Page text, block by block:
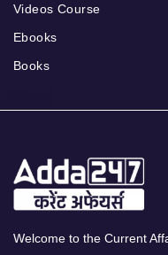
Videos Course
Ebooks
Books
Welcome to the Current